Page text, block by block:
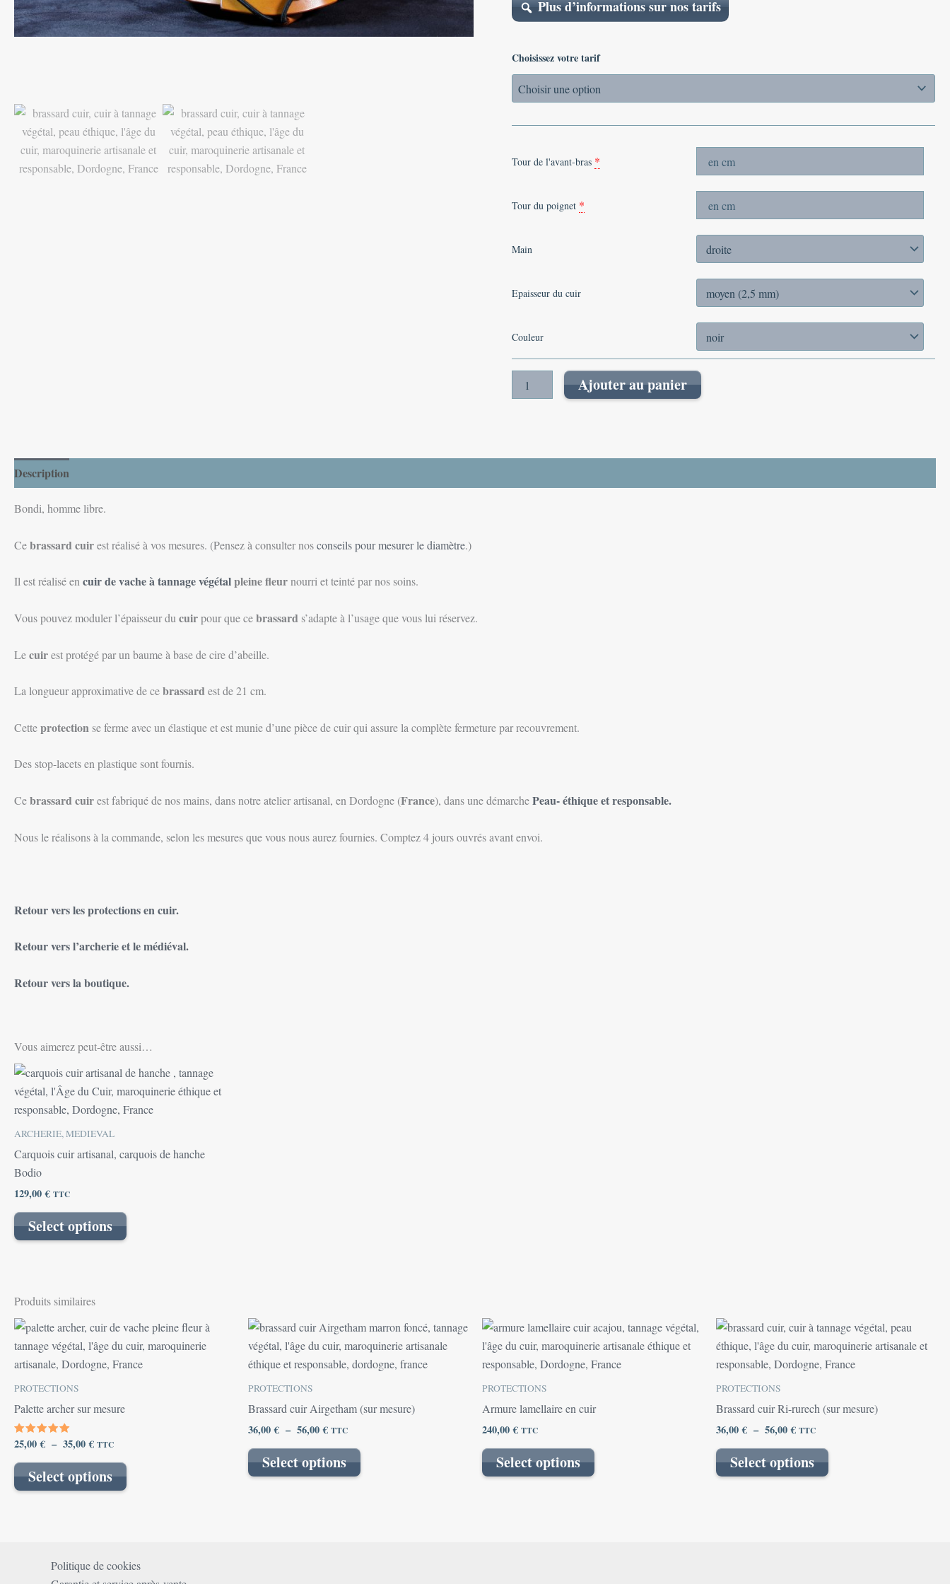
Plus d’informations sur nos tarifs
Choisissez votre tarif
Tour de l'avant-bras *
Tour du poignet *
Main
Epaisseur du cuir
Couleur
Ajouter au panier
Description
Bondi, homme libre.
Cebrassard cuirest réalisé à vos mesures. (Pensez à consulter nosconseils pour mesurer le diamètre.)
Il est réalisé encuir de vache à tannage végétalpleine fleurnourri et teinté par nos soins.
Vous pouvez moduler l’épaisseur du cuirpour que cebrassard s’adapte à l’usage que vous lui réservez.
Lecuirest protégé par un baume à base de cire d’abeille.
La longueur approximative de cebrassardest de 21 cm.
Cetteprotection se ferme avec un élastique et est munie d’une pièce de cuir qui assure la complète fermeture par recouvrement.
Des stop-lacets en plastique sont fournis.
Cebrassard cuirest fabriqué de nos mains, dans notre atelier artisanal, en Dordogne (France), dans une démarchePeau- éthique et responsable.
Nous le réalisons à la commande, selon les mesures que vous nous aurez fournies. Comptez 4 jours ouvrés avant envoi.
Retour vers les protections en cuir.
Retour vers l’archerie et le médiéval.
Retour vers la boutique.
Vous aimerez peut-être aussi…
ARCHERIE, MEDIEVAL
Carquois cuir artisanal, carquois de hanche
Bodio
129,00€ TTC
Select options
Produits similaires
PROTECTIONS
Palette archer sur mesure
Note
5.00
sur 5
25,00€ – 35,00€
Plage
de
prix :
25,00 €
à
TTC
Select options
Ce
produit
a
être
choisies
du
PROTECTIONS
Brassard cuir Airgetham (sur mesure)
36,00€ – 56,00€
Plage
de
prix :
36,00 €
TTC
Select options
Ce
produit
a
Les
peuvent
être
PROTECTIONS
Armure lamellaire en cuir
240,00€ TTC
Select options
PROTECTIONS
Brassard cuir Ri-rurech (sur mesure)
36,00€ – 56,00€
Plage
de
prix :
36,00 €
TTC
Select options
Ce
produit
a
peuvent
être
Politique de cookies